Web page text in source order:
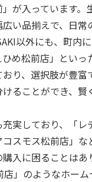
」が入っています。
い品揃えで、日常
以外にも、町内
め松前店」といっ
り、選択肢が豊富
ることができ、賢
実しており、「レ
コスモス松前店」
入に困ることはあ
店」のようなホーム